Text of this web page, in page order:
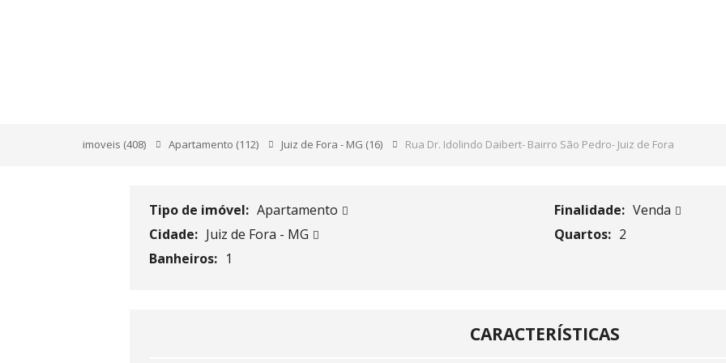
imoveis (408) Apartamento (112) Juiz de Fora - MG (16) Rua Dr. Idolindo Daibert- Bairro São Pedro- Juiz de Fora
Tipo de imóvel: Apartamento Finalidade: Venda
Cidade: Juiz de Fora - MG Quartos: 2
Banheiros: 1
CARACTERÍSTICAS